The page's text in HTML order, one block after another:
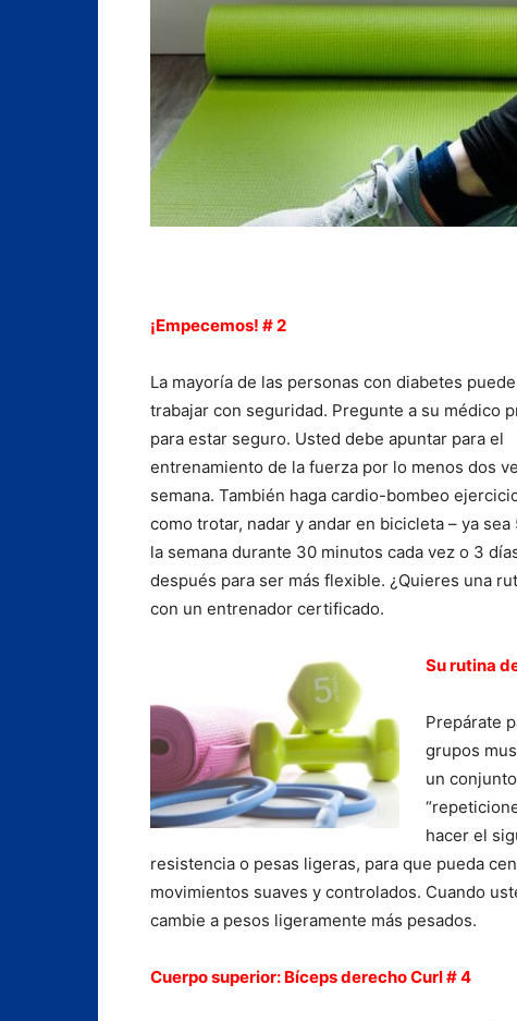
¡Empecemos! # 2
La mayoría de las personas con diabetes
trabajar con seguridad. Pregunte a su médico
para estar seguro. Usted debe apuntar para el
entrenamiento de la fuerza por lo menos dos
semana. También haga cardio-bombeo
como trotar, nadar y andar en bicicleta – ya sea
la semana durante 30 minutos cada vez o 3
después para ser más flexible. ¿Quieres una
con un entrenador certificado.
Su rutina
Prepárate
grupos
un
hacer el
resistencia o pesas ligeras, para que pueda
movimientos suaves y controlados. Cuando
cambie a pesos ligeramente más pesados.
Cuerpo superior: Bíceps derecho Curl # 4